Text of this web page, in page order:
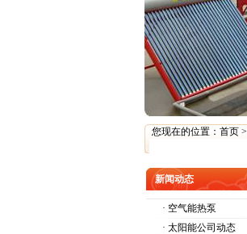
您现在的位置： 首页>
新闻动态
· 空气能热泵
· 太阳能公司动态